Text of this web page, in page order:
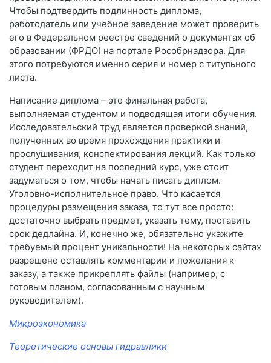
Чтобы подтвердить подлинность диплома,
работодатель или учебное заведение может проверить
его в Федеральном реестре сведений о документах об
образовании (ФРДО) на портале Рособрнадзора. Для
этого потребуются именно серия и номер с титульного
листа.
Написание диплома – это финальная работа,
выполняемая студентом и подводящая итоги обучения.
Исследовательский труд является проверкой знаний,
полученных во время прохождения практики и
прослушивания, конспектирования лекций. Как только
студент переходит на последний курс, уже стоит
задуматься о том, чтобы начать писать диплом.
Уголовно-исполнительное право. Что касается
процедуры размещения заказа, то тут все просто:
достаточно выбрать предмет, указать тему, поставить
срок дедлайна. И, конечно же, обязательно укажите
требуемый процент уникальности! На некоторых сайтах
разрешено оставлять комментарии и пожелания к
заказу, а также прикреплять файлы (например, с
готовым планом, согласованным с научным
руководителем).
Микроэкономика
Теоретические основы гидравлики